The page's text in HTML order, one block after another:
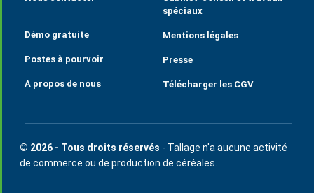
Démo gratuite
Postes à pourvoir
A propos de nous
spéciaux
Mentions légales
Presse
Télécharger les CGV
© 2026 - Tous droits réservés - Tallage n'a aucune activité
de commerce ou de production de céréales.